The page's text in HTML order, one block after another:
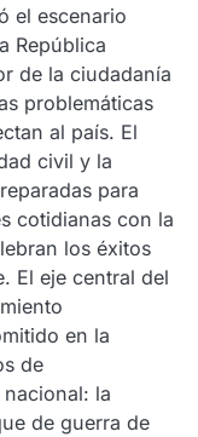
el escenario
República
de la ciudadanía
problemáticas
al país. El
civil y la
para
cotidianas con la
los éxitos
El eje central del
en la
de
la
de guerra de